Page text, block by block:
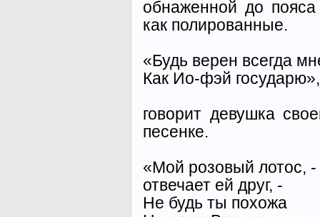
обнаженной до
как полированные.
«Будь верен всегда
Как Ио-фэй
говорит девушка
песенке.
«Мой розовый лотос, -
отвечает ей друг, -
Не будь ты похожа